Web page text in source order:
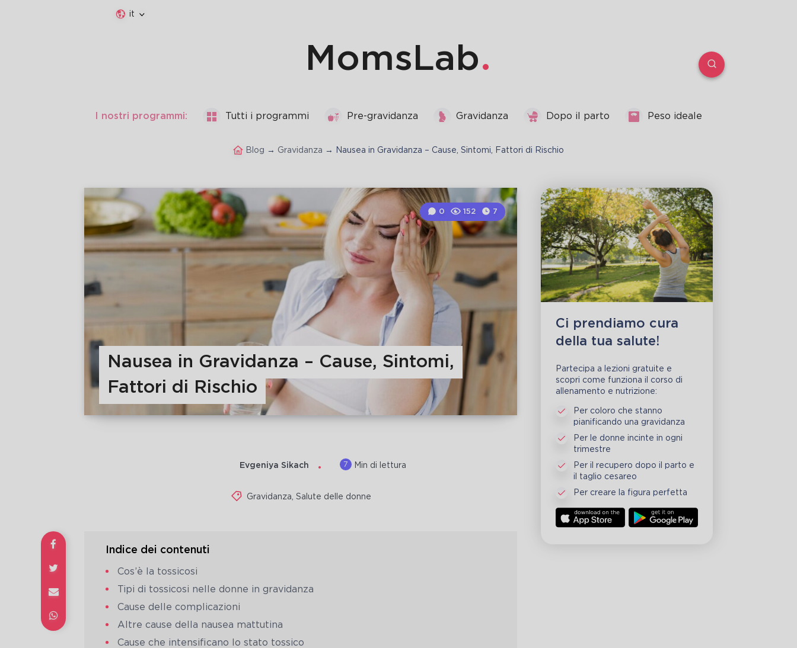
it
MomsLab
I nostri programmi: Tutti i programmi Pre-gravidanza Gravidanza Dopo il parto Peso ideale
Blog → Gravidanza → Nausea in Gravidanza – Cause, Sintomi, Fattori di Rischio
Nausea in Gravidanza – Cause, Sintomi,
Fattori di Rischio
0 152 7
Evgeniya Sikach 7 Min di lettura
Gravidanza Salute delle donne
Indice dei contenuti
Cos’è la tossicosi
Tipi di tossicosi nelle donne in gravidanza
Cause delle complicazioni
Altre cause della nausea mattutina
Cause che intensificano lo stato tossico
Ci prendiamo cura
della tua salute!
Partecipa a lezioni gratuite e
scopri come funziona il corso di
allenamento e nutrizione:
Per coloro che stanno
pianificando una gravidanza
Per le donne incinte in ogni
trimestre
Per il recupero dopo il parto e
il taglio cesareo
Per creare la figura perfetta